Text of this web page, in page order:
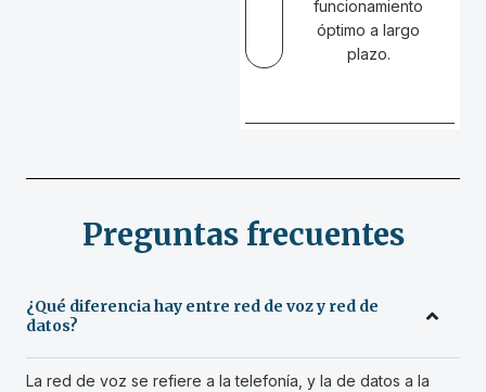
funcionamiento
óptimo a largo
plazo.
Preguntas frecuentes
¿Qué diferencia hay entre red de voz y red de
datos?
La red de voz se refiere a la telefonía, y la de datos a la